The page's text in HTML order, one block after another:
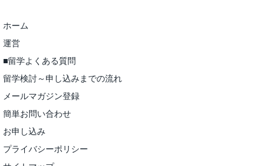
ホーム
運営
■留学よくある質問
留学検討～申し込みまでの流れ
メールマガジン登録
簡単お問い合わせ
お申し込み
プライバシーポリシー